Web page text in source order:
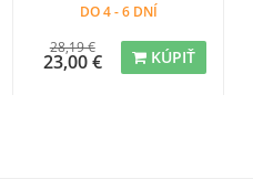
DO 4 - 6 DNÍ
28,19 €
23,00 € KÚPIŤ